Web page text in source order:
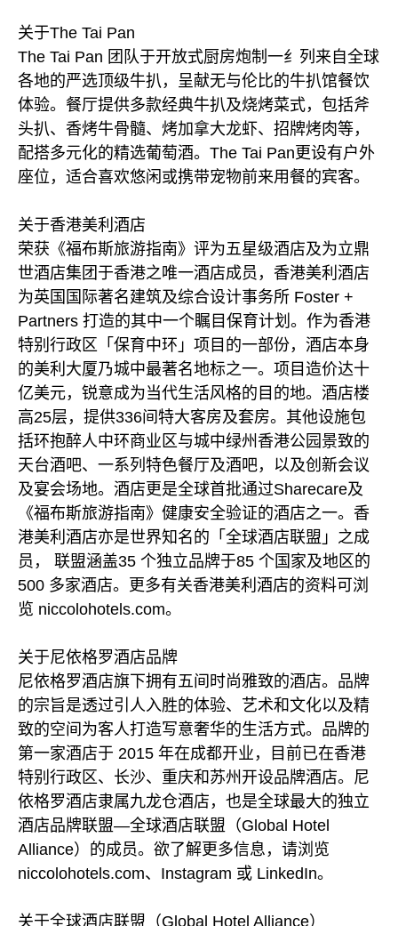
关于The Tai Pan
The Tai Pan 团队于开放式厨房炮制一纟列来自全球
各地的严选顶级牛扒，呈献无与伦比的牛扒馆餐饮
体验。餐厅提供多款经典牛扒及烧烤菜式，包括斧
头扒、香烤牛骨髓、烤加拿大龙虾、招牌烤肉等，
配搭多元化的精选葡萄酒。The Tai Pan更设有户外
座位，适合喜欢悠闲或携带宠物前来用餐的宾客。
关于香港美利酒店
荣获《福布斯旅游指南》评为五星级酒店及为立鼎
世酒店集团于香港之唯一酒店成员，香港美利酒店
为英国国际著名建筑及综合设计事务所 Foster +
Partners 打造的其中一个瞩目保育计划。作为香港
特别行政区「保育中环」项目的一部份，酒店本身
的美利大厦乃城中最著名地标之一。项目造价达十
亿美元，锐意成为当代生活风格的目的地。酒店楼
高25层，提供336间特大客房及套房。其他设施包
括环抱醉人中环商业区与城中绿州香港公园景致的
天台酒吧、一系列特色餐厅及酒吧，以及创新会议
及宴会场地。酒店更是全球首批通过Sharecare及
《福布斯旅游指南》健康安全验证的酒店之一。香
港美利酒店亦是世界知名的「全球酒店联盟」之成
员， 联盟涵盖35 个独立品牌于85 个国家及地区的
500 多家酒店。更多有关香港美利酒店的资料可浏
览 niccolohotels.com。
关于尼依格罗酒店品牌
尼依格罗酒店旗下拥有五间时尚雅致的酒店。品牌
的宗旨是透过引人入胜的体验、艺术和文化以及精
致的空间为客人打造写意奢华的生活方式。品牌的
第一家酒店于 2015 年在成都开业，目前已在香港
特别行政区、长沙、重庆和苏州开设品牌酒店。尼
依格罗酒店隶属九龙仓酒店，也是全球最大的独立
酒店品牌联盟—全球酒店联盟（Global Hotel
Alliance）的成员。欲了解更多信息，请浏览
niccolohotels.com、Instagram 或 LinkedIn。
关于全球酒店联盟（Global Hotel Alliance）